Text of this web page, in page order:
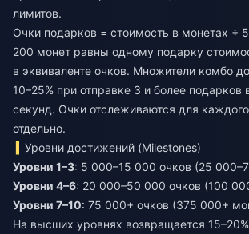
лимитов.
Очки подарков = стоимость в монетах ÷
200 монет равны одному подарку
в эквиваленте очков. Множители комбо
10–25% при отправке 3 и более подарков
секунд. Очки отслеживаются для
отдельно.
Уровни достижений (Milestones)
Уровни 1–3: 5 000–15 000 очков (25
Уровни 4–6: 20 000–50 000 очков (100
Уровни 7–10: 75 000+ очков (375 000+
На высших уровнях возвращается